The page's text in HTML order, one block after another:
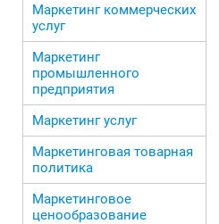
Маркетинг коммерческих
услуг
Маркетинг
промышленного
предприятия
Маркетинг услуг
Маркетинговая товарная
политика
Маркетинговое
ценообразование